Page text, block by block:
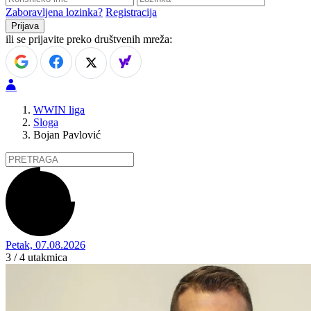
Zaboravljena lozinka? Registracija
ili se prijavite preko društvenih mreža:
WWIN liga
Sloga
Bojan Pavlović
Petak, 07.08.2026
3 / 4 utakmica